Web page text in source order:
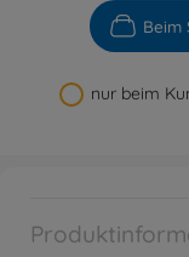
Beim
nur beim